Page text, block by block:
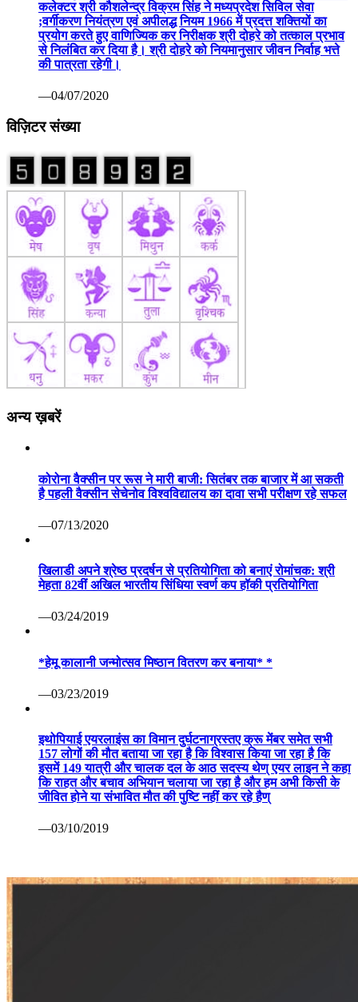
कलेक्टर श्री कौशलेन्द्र विक्रम सिंह ने मध्यप्रदेश सिविल सेवा
;वर्गीकरण नियंत्रण एवं अपीलद्ध नियम 1966 में प्रदत्त शक्तियों का
प्रयोग करते हुए वाणिज्यिक कर निरीक्षक श्री दोहरे को तत्काल प्रभाव
से निलंबित कर दिया है। श्री दोहरे को नियमानुसार जीवन निर्वाह भत्ते
की पात्रता रहेगी।
—04/07/2020
विज़िटर संख्या
अन्य ख़बरें
कोरोना वैक्सीन पर रूस ने मारी बाजी: सितंबर तक बाजार में आ सकती
है पहली वैक्सीन सेचेनोव विश्वविद्यालय का दावा सभी परीक्षण रहे सफल
—07/13/2020
खिलाडी अपने श्रेष्ठ प्रदर्षन से प्रतियोगिता को बनाएं रोमांचक: श्री
मेहता 82वीं अखिल भारतीय सिंधिया स्वर्ण कप हॉकी प्रतियोगिता
—03/24/2019
*हेमू कालानी जन्मोत्सव मिष्ठान वितरण कर बनाया* *
—03/23/2019
इथोपियाई एयरलाइंस का विमान दुर्घटनाग्रस्तए क्रू मेंबर समेत सभी
157 लोगों की मौत बताया जा रहा है कि विश्वास किया जा रहा है कि
इसमें 149 यात्री और चालक दल के आठ सदस्य थेण् एयर लाइन ने कहा
कि राहत और बचाव अभियान चलाया जा रहा है और हम अभी किसी के
जीवित होने या संभावित मौत की पुष्टि नहीं कर रहे हैण्
—03/10/2019